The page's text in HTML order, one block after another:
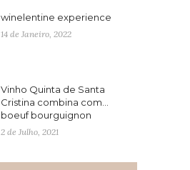
winelentine experience
14 de Janeiro, 2022
Vinho Quinta de Santa
Cristina combina com…
boeuf bourguignon
2 de Julho, 2021